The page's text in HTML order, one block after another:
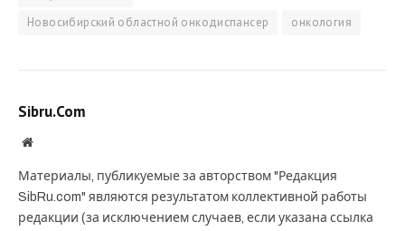
Новосибирский областной онкодиспансер
онкология
Sibru.Com
Website
Материалы, публикуемые за авторством "Редакция
SibRu.com" являются результатом коллективной работы
редакции (за исключением случаев, если указана ссылка